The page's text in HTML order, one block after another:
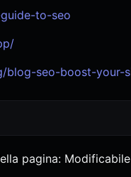
to-seo
seo-boost-your-site-
pagina: